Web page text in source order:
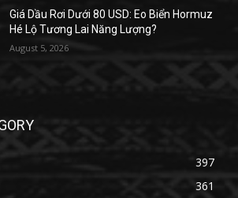
Giá Dầu Rơi Dưới 80 USD: Eo Biển Hormuz
Hé Lộ Tương Lai Năng Lượng?
August 5, 2026
397
361